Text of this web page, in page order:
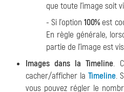
que toute l'image soit
- Si l'option100% est
En règle générale,
partie de l'image est
Images dans la Timeline.
cacher/afficher laTimeline.
vous pouvez régler le